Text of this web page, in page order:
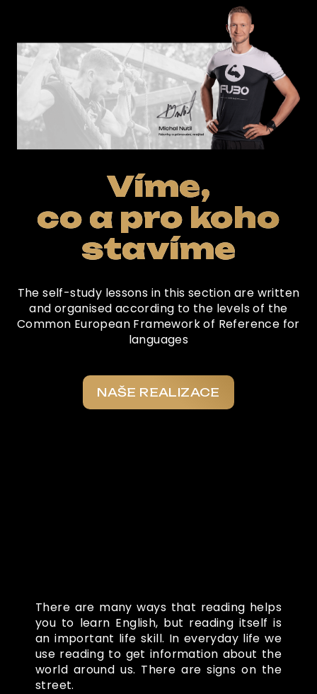
Víme,
co a pro koho
stavíme
The self-study lessons in this section are written
and organised according to the levels of the
Common European Framework of Reference for
languages
NAŠE REALIZACE
There are many ways that reading helps
you to learn English, but reading itself is
an important life skill. In everyday life we
use reading to get information about the
world around us. There are signs on the
street.